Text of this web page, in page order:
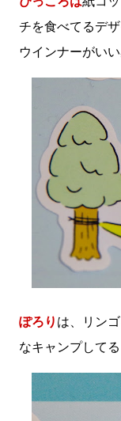
チを食べてるデ
ウインナーがいい
ぽろり は、リン
なキャンプして